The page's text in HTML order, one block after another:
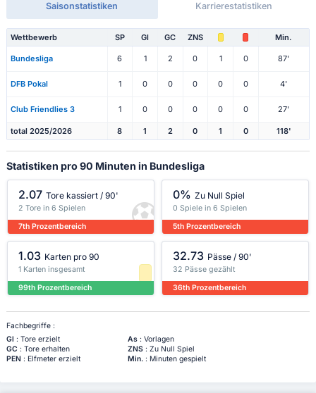
Saisonstatistiken Karrierestatistiken
Wettbewerb SP Gl GC ZNS Min.
Bundesliga 6 1 2 0 1 0 87'
DFB Pokal 1 0 0 0 0 0 4'
Club Friendlies 3 1 0 0 0 0 0 27'
total 2025/2026 8 1 2 0 1 0 118'
Statistiken pro 90 Minuten in Bundesliga
2.07 Tore kassiert / 90'
2 Tore in 6 Spielen
7th Prozentbereich
0% Zu Null Spiel
0 Spiele in 6 Spielen
5th Prozentbereich
1.03 Karten pro 90
1 Karten insgesamt
99th Prozentbereich
32.73 Pässe / 90'
32 Pässe gezählt
36th Prozentbereich
Fachbegriffe :
Gl : Tore erzielt As: Vorlagen
GC : Tore erhalten ZNS: Zu Null Spiel
PEN: Elfmeter erzielt Min.: Minuten gespielt